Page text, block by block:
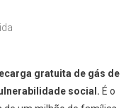
gratuita de gás de
social. É o